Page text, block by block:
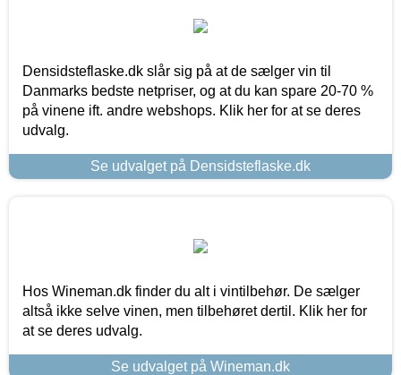
Densidsteflaske.dk slår sig på at de sælger vin til
Danmarks bedste netpriser, og at du kan spare 20-70 %
på vinene ift. andre webshops. Klik her for at se deres
udvalg.
Se udvalget på Densidsteflaske.dk
Hos Wineman.dk finder du alt i vintilbehør. De sælger
altså ikke selve vinen, men tilbehøret dertil. Klik her for
at se deres udvalg.
Se udvalget på Wineman.dk